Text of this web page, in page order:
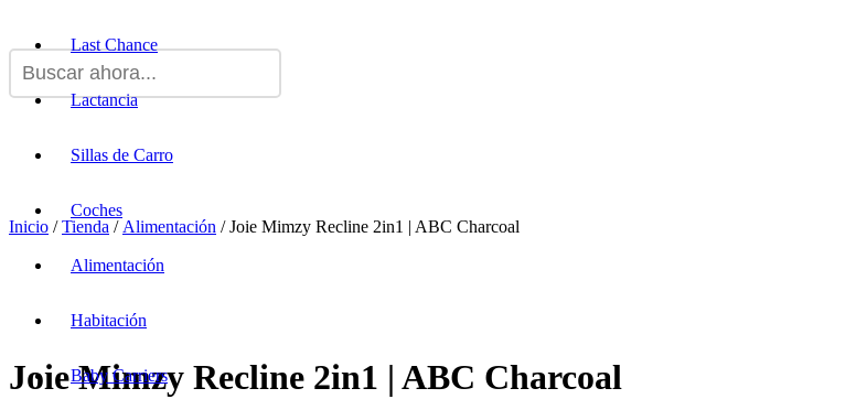
Last Chance
Lactancia
Sillas de Carro
Coches
Alimentación
Habitación
Baby Carriers
Inicio /Tienda / Alimentación / Joie Mimzy Recline 2in1 | ABC Charcoal
Joie Mimzy Recline 2in1 | ABC Charcoal